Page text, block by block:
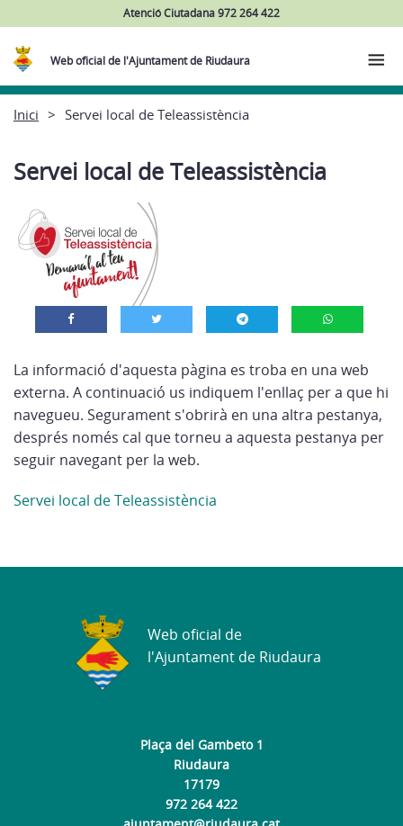
Atenció Ciutadana 972 264 422
Web oficial de l'Ajuntament de Riudaura
Inici Servei local de Teleassistència
Servei local de Teleassistència
La informació d'aquesta pàgina es troba en una web
externa. A continuació us indiquem l'enllaç per a que hi
navegueu. Segurament s'obrirà en una altra pestanya,
després només cal que torneu a aquesta pestanya per
seguir navegant per la web.
Servei local de Teleassistència
Plaça del Gambeto 1
Riudaura
17179
972 264 422
Web oficial de
l'Ajuntament de Riudaura